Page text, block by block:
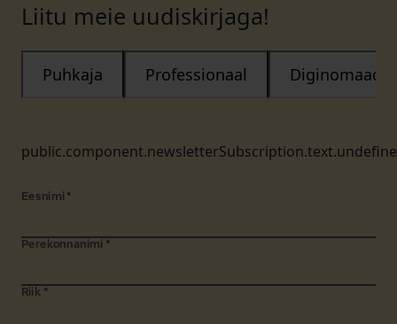
Liitu meie uudiskirjaga!
Puhkaja Professionaal Diginomaad
Eesnimi *
Perekonnanimi *
Riik *